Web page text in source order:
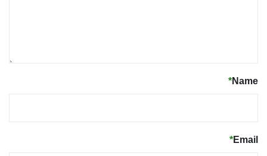
Name
*
Email
*